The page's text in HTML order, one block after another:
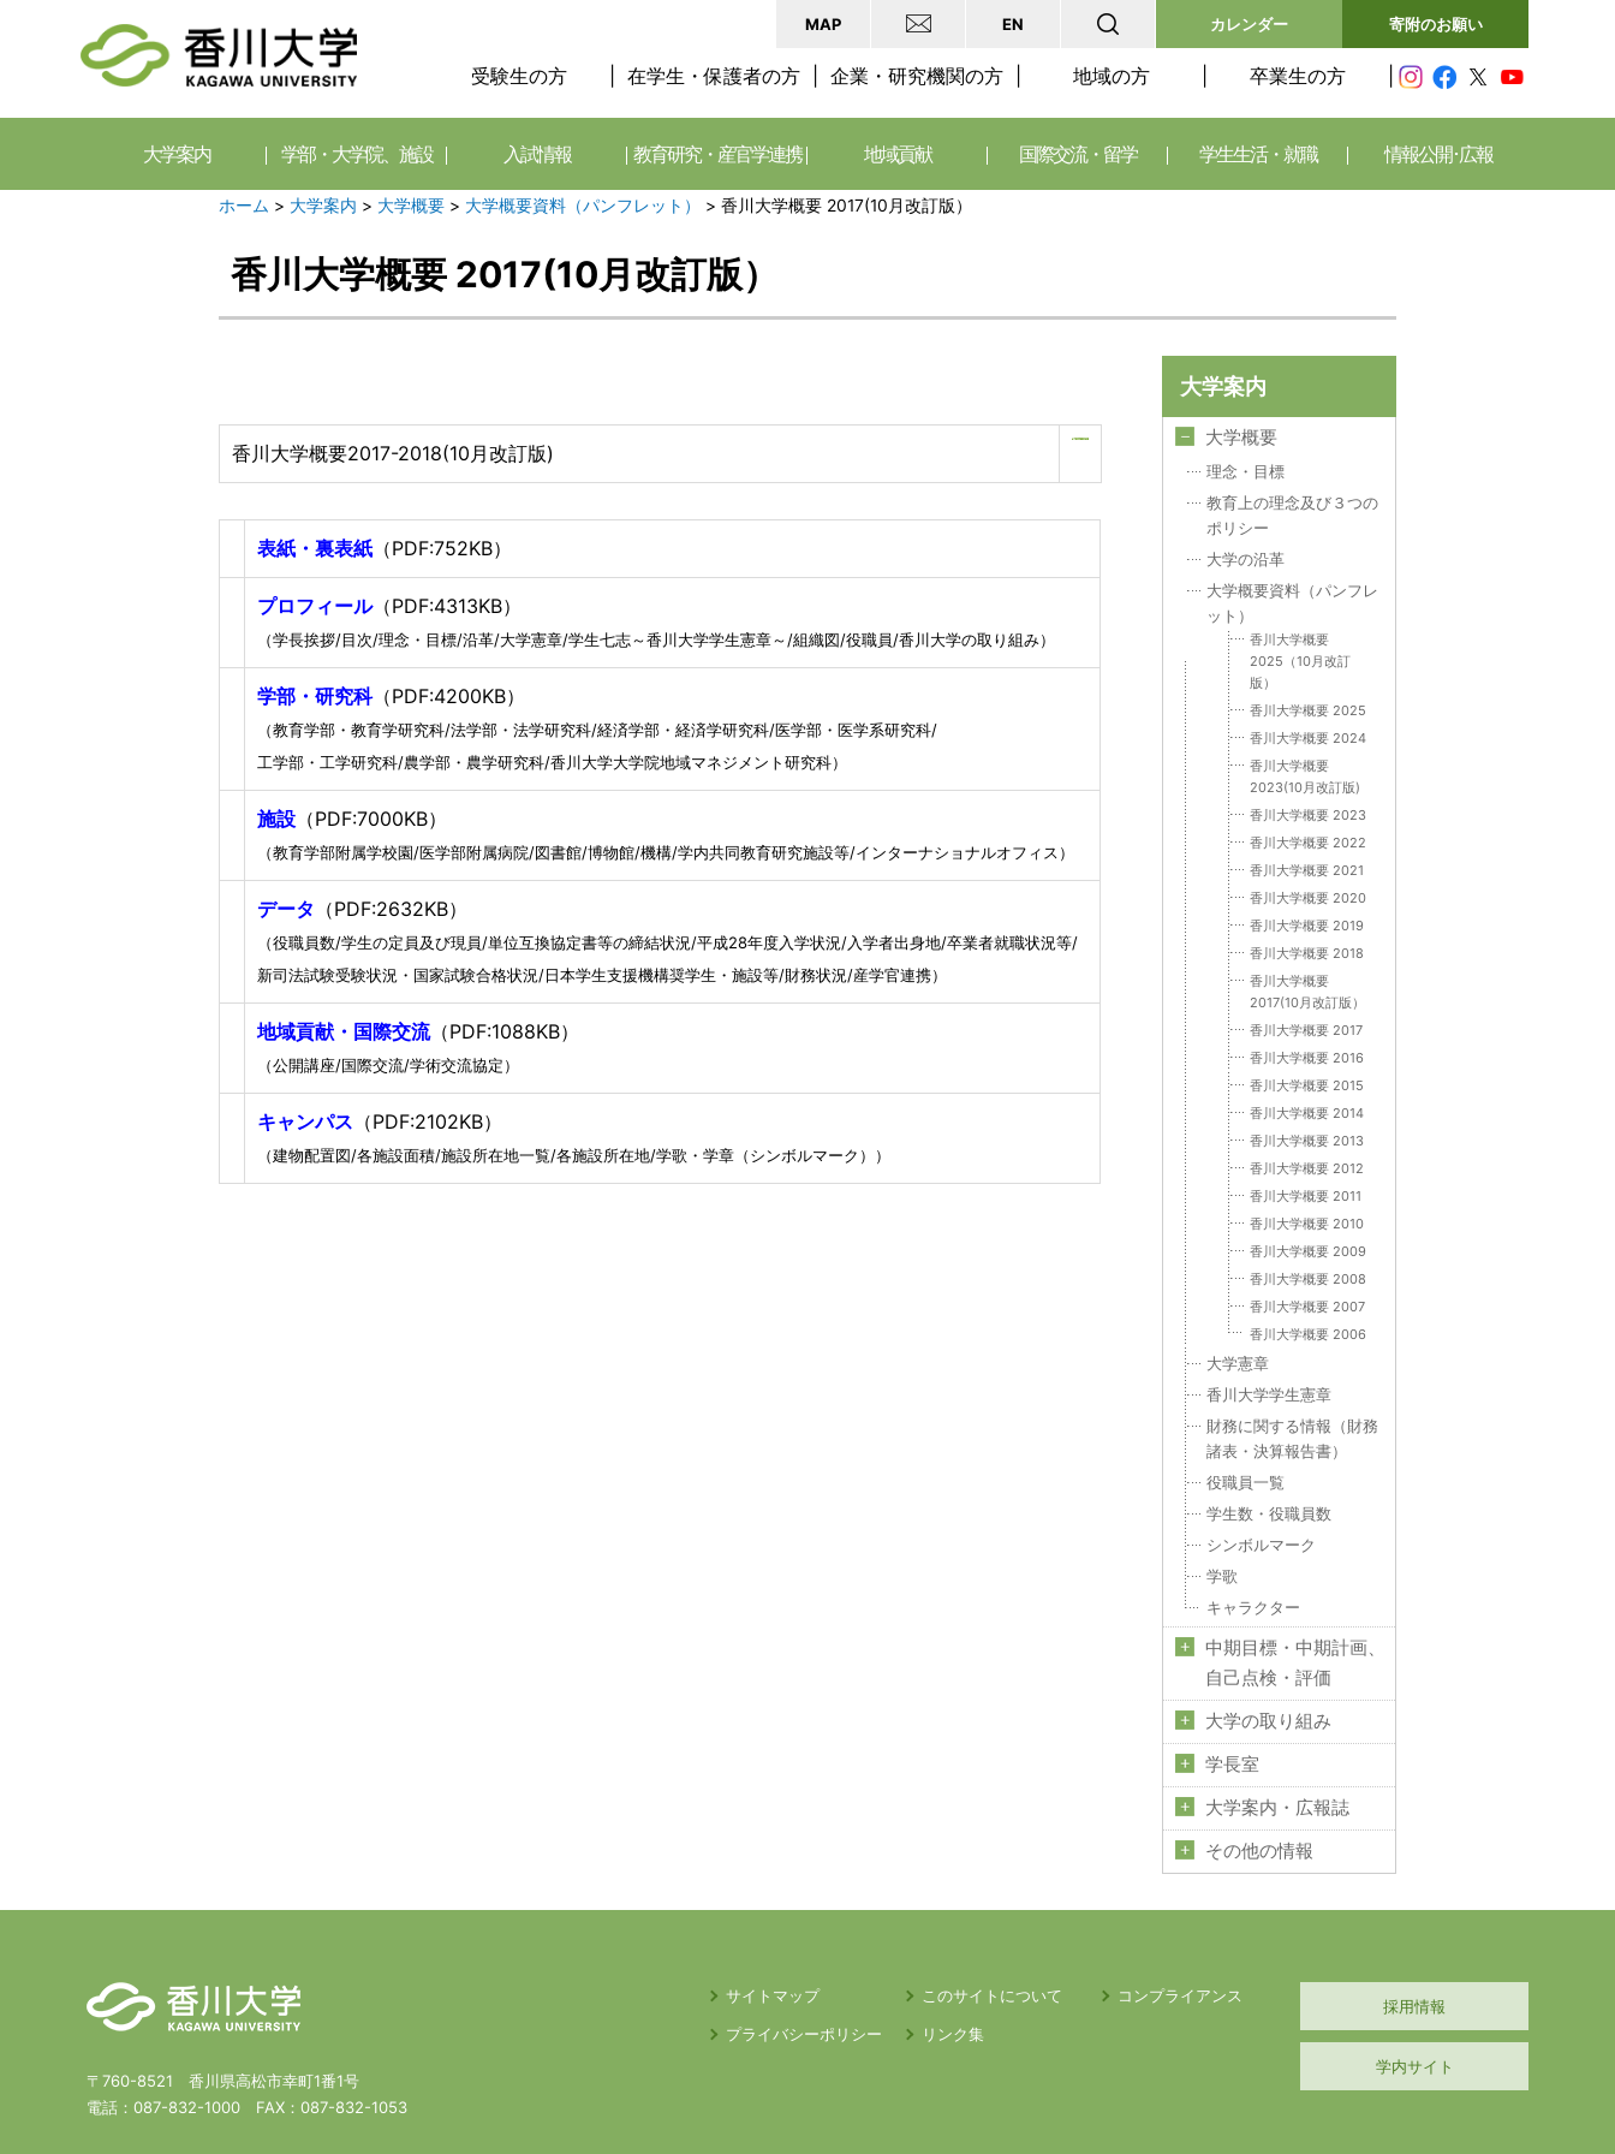
MAP EN カレンダー 寄附のお願い
受験生の方 在学生・保護者の方 企業・研究機関の方 地域の方 卒業生の方
大学案内 学部・大学院、施設 入試情報 教育研究・産官学連携 地域貢献 国際交流・留学 学生生活・就職 情報公開･広報
ホーム > 大学案内 > 大学概要 > 大学概要資料（パンフレット） > 香川大学概要 2017(10月改訂版）
香川大学概要 2017(10月改訂版）
香川大学概要2017-2018(10月改訂版)
表紙・裏表紙 （PDF:752KB）
プロフィール（PDF:4313KB）
（学長挨拶/目次/理念・目標/沿革/大学憲章/学生七志～香川大学学生憲章～/組織図/役職員/香川大学の取り組み）
学部・研究科（PDF:4200KB）
（教育学部・教育学研究科/法学部・法学研究科/経済学部・経済学研究科/医学部・医学系研究科/
工学部・工学研究科/農学部・農学研究科/香川大学大学院地域マネジメント研究科）
施設 （PDF:7000KB）
（教育学部附属学校園/医学部附属病院/図書館/博物館/機構/学内共同教育研究施設等/インターナショナルオフィス）
データ （PDF:2632KB）
（役職員数/学生の定員及び現員/単位互換協定書等の締結状況/平成28年度入学状況/入学者出身地/卒業者就職状況等/
新司法試験受験状況・国家試験合格状況/日本学生支援機構奨学生・施設等/財務状況/産学官連携）
地域貢献・国際交流（PDF:1088KB）
（公開講座/国際交流/学術交流協定）
キャンパス （PDF:2102KB）
（建物配置図/各施設面積/施設所在地一覧/各施設所在地/学歌・学章（シンボルマーク））
大学案内
大学概要
理念・目標
教育上の理念及び３つの
ポリシー
大学の沿革
大学概要資料（パンフレ
ット）
香川大学概要
2025（10月改訂
版）
香川大学概要 2025
香川大学概要 2024
香川大学概要
2023(10月改訂版)
香川大学概要 2023
香川大学概要 2022
香川大学概要 2021
香川大学概要 2020
香川大学概要 2019
香川大学概要 2018
香川大学概要
2017(10月改訂版）
香川大学概要 2017
香川大学概要 2016
香川大学概要 2015
香川大学概要 2014
香川大学概要 2013
香川大学概要 2012
香川大学概要 2011
香川大学概要 2010
香川大学概要 2009
香川大学概要 2008
香川大学概要 2007
香川大学概要 2006
大学憲章
香川大学学生憲章
財務に関する情報（財務
諸表・決算報告書）
役職員一覧
学生数・役職員数
シンボルマーク
学歌
キャラクター
中期目標・中期計画、
自己点検・評価
大学の取り組み
学長室
大学案内・広報誌
その他の情報
〒760-8521 香川県高松市幸町1番1号
電話： 087-832-1000 FAX： 087-832-1053
サイトマップ このサイトについて
コンプライアンス
プライバシーポリシー
リンク集
採用情報
学内サイト